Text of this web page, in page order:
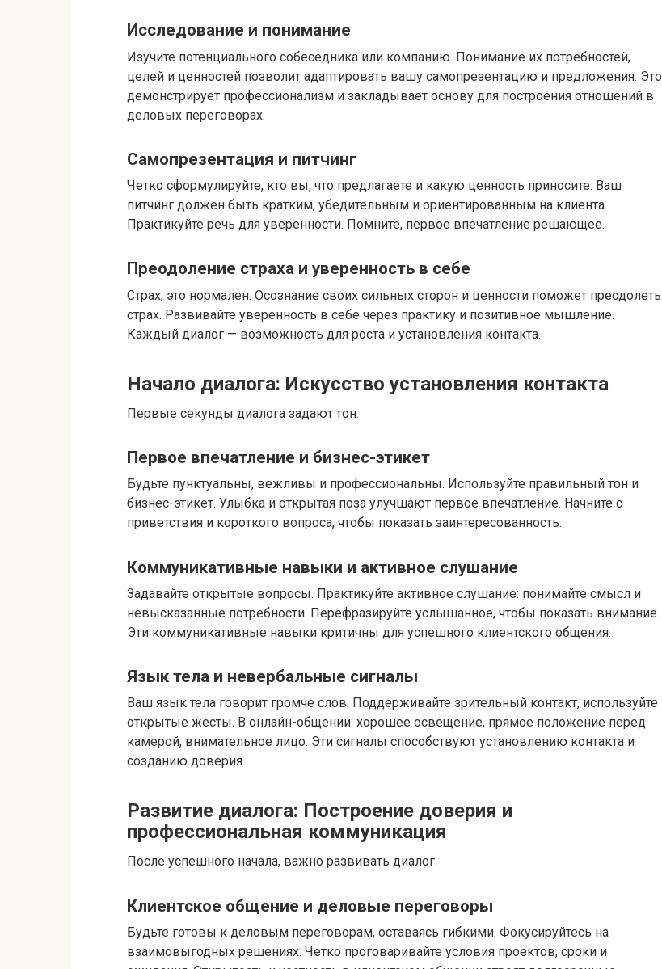
Исследование и понимание
Изучите потенциального собеседника или компанию. Понимание их потребностей,
целей и ценностей позволит адаптировать вашу самопрезентацию и предложения. Это
демонстрирует профессионализм и закладывает основу для построения отношений в
деловых переговорах.
Самопрезентация и питчинг
Четко сформулируйте, кто вы, что предлагаете и какую ценность приносите. Ваш
питчинг должен быть кратким, убедительным и ориентированным на клиента.
Практикуйте речь для уверенности. Помните, первое впечатление решающее.
Преодоление страха и уверенность в себе
Страх, это нормален. Осознание своих сильных сторон и ценности поможет преодолеть
страх. Развивайте уверенность в себе через практику и позитивное мышление.
Каждый диалог — возможность для роста и установления контакта.
Начало диалога: Искусство установления контакта
Первые секунды диалога задают тон.
Первое впечатление и бизнес-этикет
Будьте пунктуальны, вежливы и профессиональны. Используйте правильный тон и
бизнес-этикет. Улыбка и открытая поза улучшают первое впечатление. Начните с
приветствия и короткого вопроса, чтобы показать заинтересованность.
Коммуникативные навыки и активное слушание
Задавайте открытые вопросы. Практикуйте активное слушание: понимайте смысл и
невысказанные потребности. Перефразируйте услышанное, чтобы показать внимание.
Эти коммуникативные навыки критичны для успешного клиентского общения.
Язык тела и невербальные сигналы
Ваш язык тела говорит громче слов. Поддерживайте зрительный контакт, используйте
открытые жесты. В онлайн-общении: хорошее освещение, прямое положение перед
камерой, внимательное лицо. Эти сигналы способствуют установлению контакта и
созданию доверия.
Развитие диалога: Построение доверия и
профессиональная коммуникация
После успешного начала, важно развивать диалог.
Клиентское общение и деловые переговоры
Будьте готовы к деловым переговорам, оставаясь гибкими. Фокусируйтесь на
взаимовыгодных решениях. Четко проговаривайте условия проектов, сроки и